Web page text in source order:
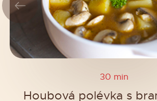
30 min
Houbová polévka s